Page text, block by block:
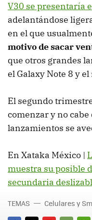
V30 se presentaría
adelantándose
en el que
motivo de sacar
que otros grandes
el Galaxy Note 8 y
El segundo
comenzar y no
lanzamientos se
En Xataka México |
muestra su posible
secundaria
TEMAS Celulares y